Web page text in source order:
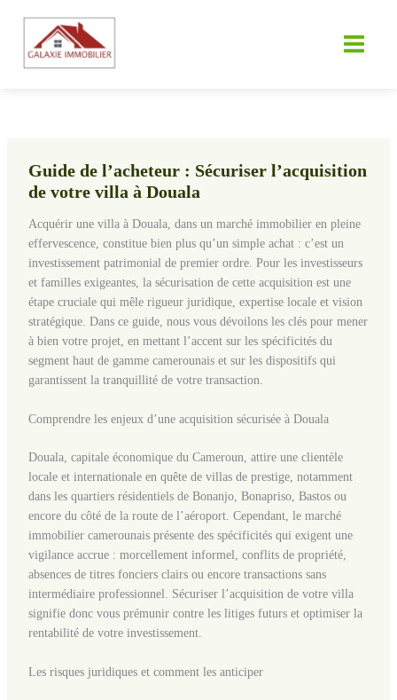
contenu
Guide de l’acheteur : Sécuriser l’acquisition
de votre villa à Douala
Acquérir une villa à Douala, dans un marché immobilier en pleine
effervescence, constitue bien plus qu’un simple achat : c’est un
investissement patrimonial de premier ordre. Pour les investisseurs
et familles exigeantes, la sécurisation de cette acquisition est une
étape cruciale qui mêle rigueur juridique, expertise locale et vision
stratégique. Dans ce guide, nous vous dévoilons les clés pour mener
à bien votre projet, en mettant l’accent sur les spécificités du
segment haut de gamme camerounais et sur les dispositifs qui
garantissent la tranquillité de votre transaction.
Comprendre les enjeux d’une acquisition sécurisée à Douala
Douala, capitale économique du Cameroun, attire une clientèle
locale et internationale en quête de villas de prestige, notamment
dans les quartiers résidentiels de Bonanjo, Bonapriso, Bastos ou
encore du côté de la route de l’aéroport. Cependant, le marché
immobilier camerounais présente des spécificités qui exigent une
vigilance accrue : morcellement informel, conflits de propriété,
absences de titres fonciers clairs ou encore transactions sans
intermédiaire professionnel. Sécuriser l’acquisition de votre villa
signifie donc vous prémunir contre les litiges futurs et optimiser la
rentabilité de votre investissement.
Les risques juridiques et comment les anticiper